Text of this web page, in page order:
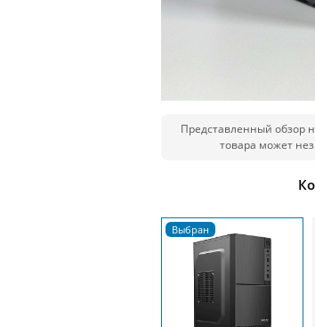
Представленный обзор
товара может